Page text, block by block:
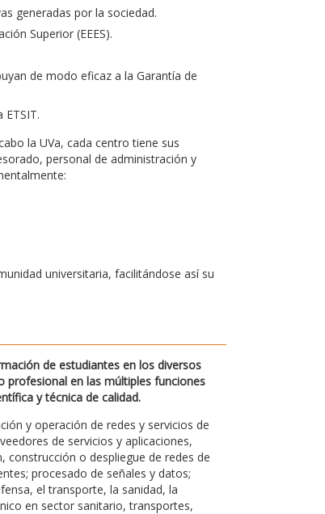
generadas por la sociedad.
Superior (EEES).
de modo eficaz a la Garantía de
la UVa, cada centro tiene sus
personal de administración y
universitaria, facilitándose así su
de estudiantes en los diversos
profesional en las múltiples funciones
y técnica de calidad.
y operación de redes y servicios de
de servicios y aplicaciones,
o despliegue de redes de
procesado de señales y datos;
el transporte, la sanidad, la
en sector sanitario, transportes,